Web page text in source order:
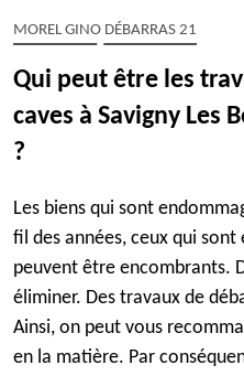
MOREL GINO DÉBARRAS 21
Qui peut être les
caves à Savigny Les
?
Les biens qui sont
fil des années, ceux qui sont
peuvent être encombrants.
éliminer. Des travaux de
Ainsi, on peut vous
en la matière. Par